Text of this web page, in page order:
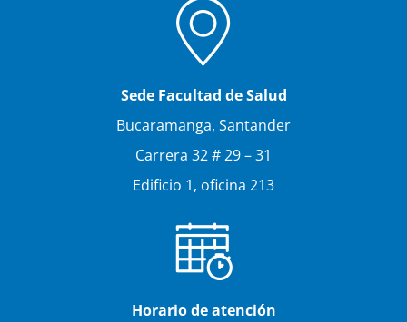
Sede Facultad de Salud
Bucaramanga, Santander
Carrera 32 # 29 – 31
Edificio 1, oficina 213
Horario de atención